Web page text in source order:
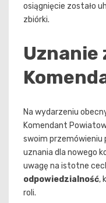
osiągnięcie zostało
zbiórki.
Uznanie
Na wydarzeniu
Komendant
swoim przemówieniu
uznania dla nowego
uwagę na istotne
odpowiedzialność,
roli.